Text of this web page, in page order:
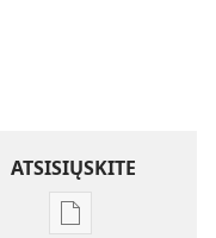
ATSISIŲSKITE
Skaitmeninių